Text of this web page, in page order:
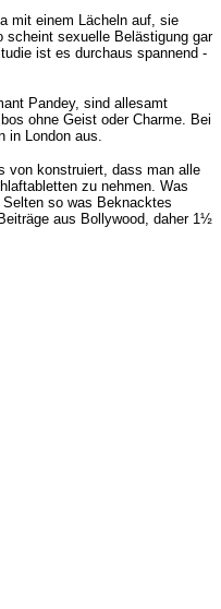
mit einem Lächeln auf, sie
scheint sexuelle Belästigung gar
ist es durchaus spannend -
Pandey, sind allesamt
ohne Geist oder Charme. Bei
in London aus.
von konstruiert, dass man alle
zu nehmen. Was
so was Beknacktes
aus Bollywood, daher 1½